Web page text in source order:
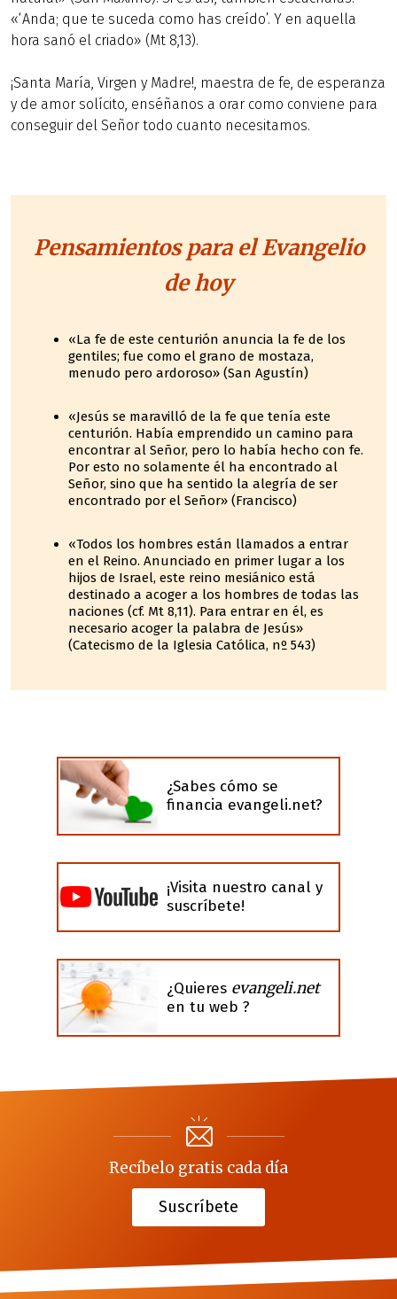
«‘Anda; que te suceda como has creído’. Y en aquella
hora sanó el criado» (Mt 8,13).
¡Santa María, Virgen y Madre!, maestra de fe, de esperanza
y de amor solícito, enséñanos a orar como conviene para
conseguir del Señor todo cuanto necesitamos.
Pensamientos para el Evangelio
de hoy
«La fe de este centurión anuncia la fe de los
gentiles; fue como el grano de mostaza,
menudo pero ardoroso» (San Agustín)
«Jesús se maravilló de la fe que tenía este
centurión. Había emprendido un camino para
encontrar al Señor, pero lo había hecho con fe.
Por esto no solamente él ha encontrado al
Señor, sino que ha sentido la alegría de ser
encontrado por el Señor» (Francisco)
«Todos los hombres están llamados a entrar
en el Reino. Anunciado en primer lugar a los
hijos de Israel, este reino mesiánico está
destinado a acoger a los hombres de todas las
naciones (cf. Mt 8,11). Para entrar en él, es
necesario acoger la palabra de Jesús»
(Catecismo de la Iglesia Católica, nº 543)
¿Sabes cómo se
financia evangeli.net?
¡Visita nuestro canal y
suscríbete!
¿Quieres evangeli.net
en tu web ?
Recíbelo gratis cada día
Suscríbete